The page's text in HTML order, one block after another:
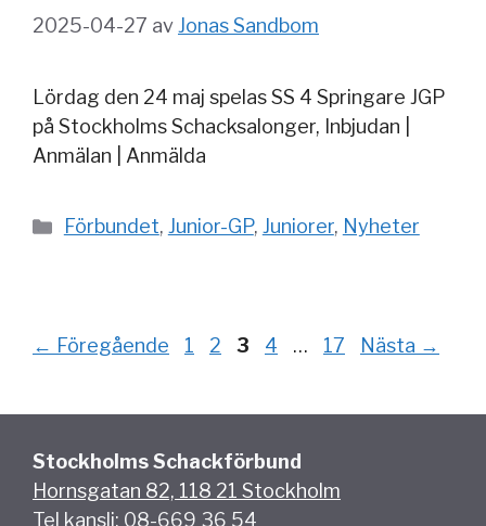
2025-04-27 avJonas Sandbom
Lördag den 24 maj spelas SS 4 Springare JGP
på Stockholms Schacksalonger, Inbjudan |
Anmälan | Anmälda
Kategorier
Förbundet, Junior-GP, Juniorer, Nyheter
← Föregående Sida
1 Sida
2 Sida
3 Sida
4 … Sida
17 Nästa →
Stockholms Schackförbund
Hornsgatan 82, 118 21 Stockholm
Tel kansli: 08-669 36 54